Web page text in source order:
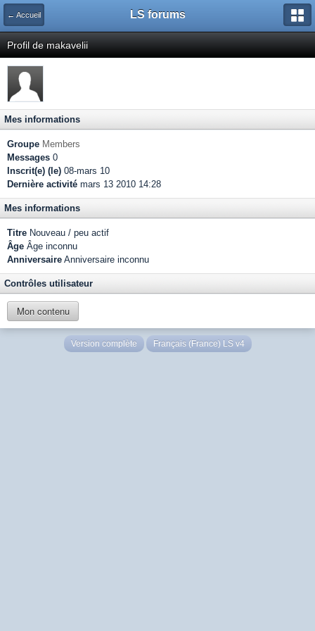
← Accueil LS forums
Profil de makavelii
Mes informations
Groupe Members
Messages 0
Inscrit(e) (le) 08-mars 10
Dernière activité mars 13 2010 14:28
Mes informations
Titre Nouveau / peu actif
Âge Âge inconnu
Anniversaire Anniversaire inconnu
Contrôles utilisateur
Mon contenu
Version complète Français (France) LS v4